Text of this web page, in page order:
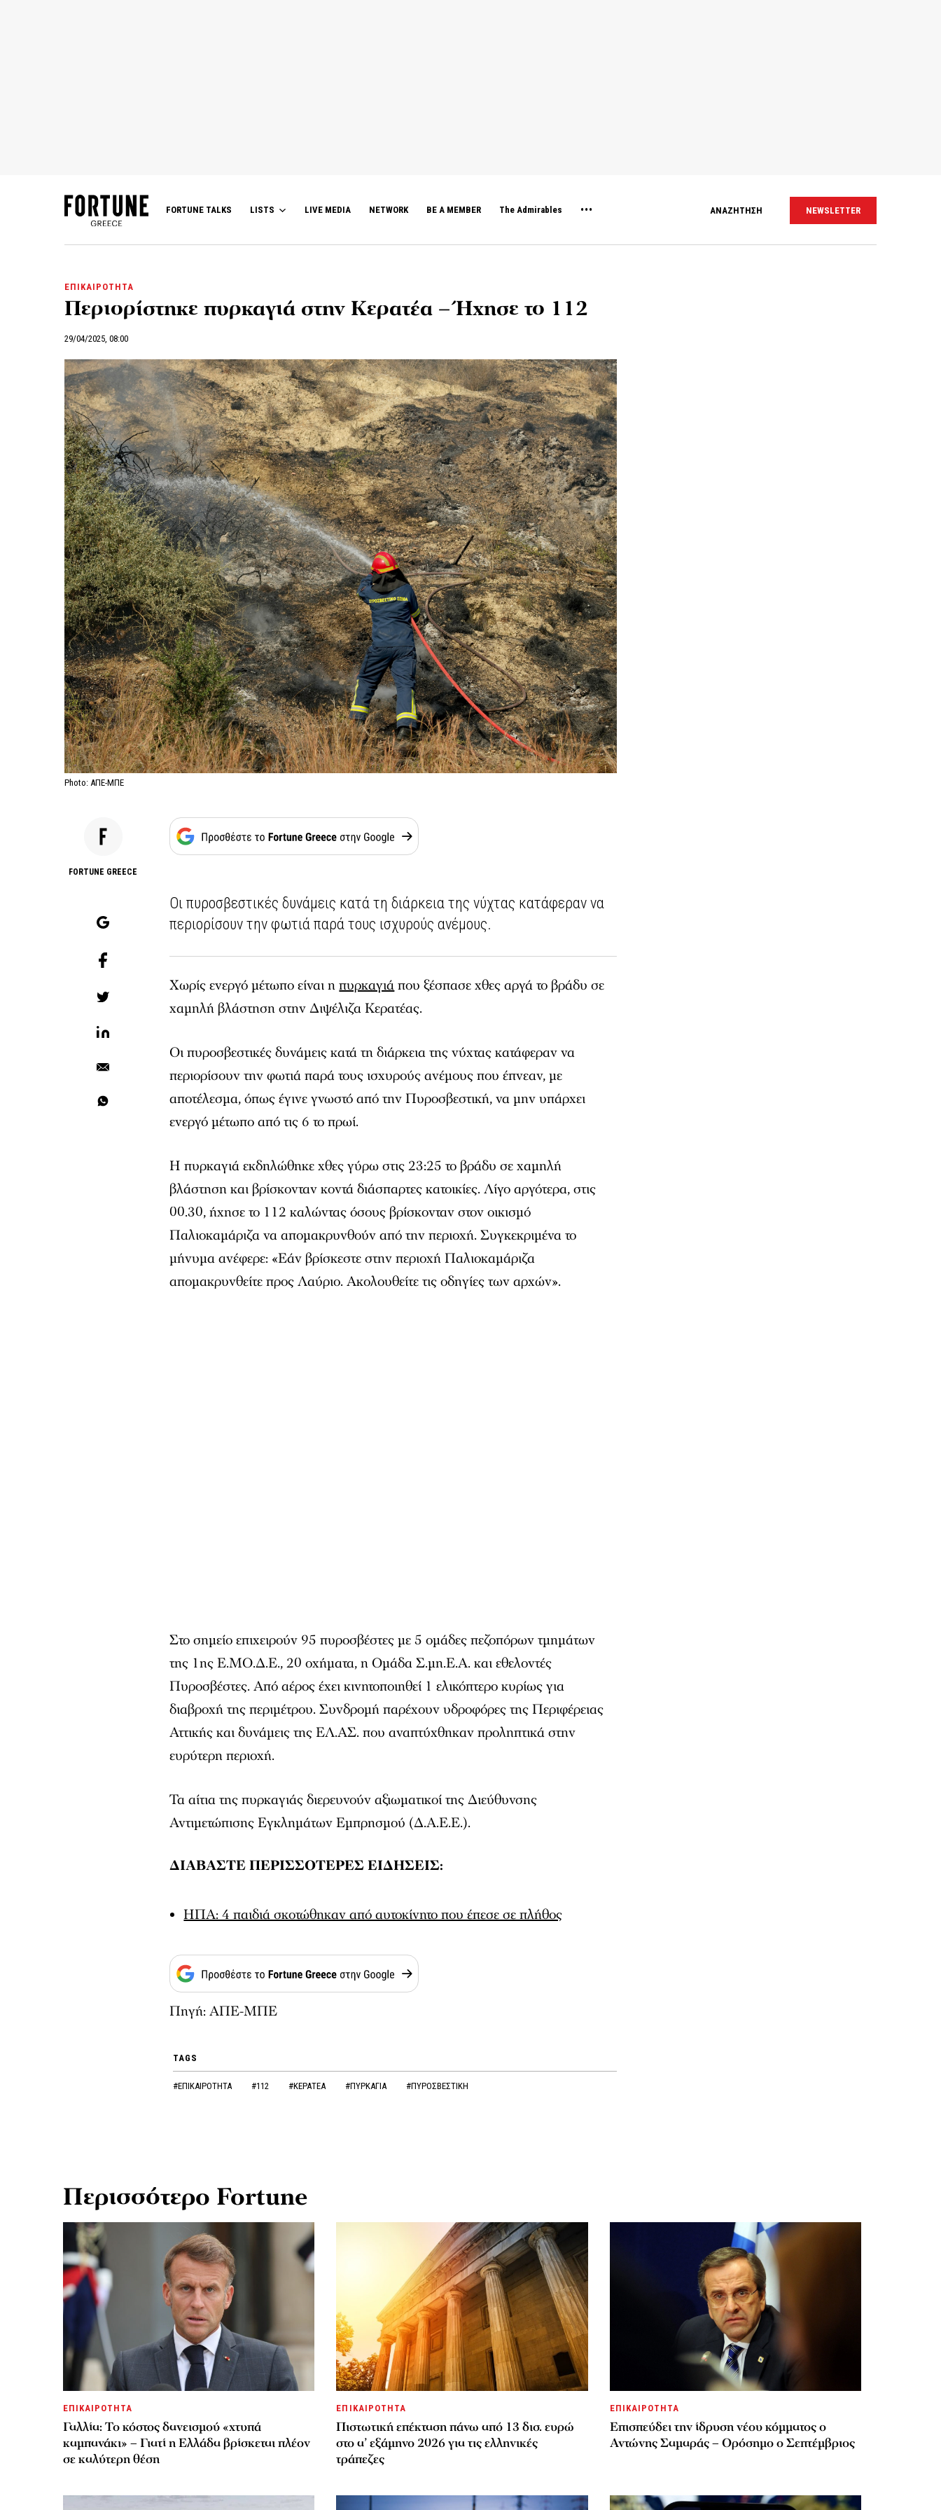
FORTUNE TALKS LISTS LIVE MEDIA NETWORK BE A MEMBER The Admirables ΑΝΑΖΗΤΗΣΗ NEWSLETTER
ΕΠΙΚΑΙΡΟΤΗΤΑ
Περιορίστηκε πυρκαγιά στην Κερατέα – Ήχησε το 112
29/04/2025, 08:00
Photo: ΑΠΕ-ΜΠΕ
FORTUNE GREECE
Οι πυροσβεστικές δυνάμεις κατά τη διάρκεια της νύχτας κατάφεραν να
περιορίσουν την φωτιά παρά τους ισχυρούς ανέμους.
Χωρίς ενεργό μέτωπο είναι ηπυρκαγιάπου ξέσπασε χθες αργά το βράδυ σε
χαμηλή βλάστηση στην Διψέλιζα Κερατέας.
Οι πυροσβεστικές δυνάμεις κατά τη διάρκεια της νύχτας κατάφεραν να
περιορίσουν την φωτιά παρά τους ισχυρούς ανέμους που έπνεαν, με
αποτέλεσμα, όπως έγινε γνωστό από την Πυροσβεστική, να μην υπάρχει
ενεργό μέτωπο από τις 6 το πρωί.
Η πυρκαγιά εκδηλώθηκε χθες γύρω στις 23:25 το βράδυ σε χαμηλή
βλάστηση και βρίσκονταν κοντά διάσπαρτες κατοικίες. Λίγο αργότερα, στις
00.30, ήχησε το 112 καλώντας όσους βρίσκονταν στον οικισμό
Παλιοκαμάριζα να απομακρυνθούν από την περιοχή. Συγκεκριμένα το
μήνυμα ανέφερε: «Εάν βρίσκεστε στην περιοχή Παλιοκαμάριζα
απομακρυνθείτε προς Λαύριο. Ακολουθείτε τις οδηγίες των αρχών».
Στο σημείο επιχειρούν 95 πυροσβέστες με 5 ομάδες πεζοπόρων τμημάτων
της 1ης Ε.ΜΟ.Δ.Ε., 20 οχήματα, η Ομάδα Σ.μη.Ε.Α. και εθελοντές
Πυροσβέστες. Από αέρος έχει κινητοποιηθεί 1 ελικόπτερο κυρίως για
διαβροχή της περιμέτρου. Συνδρομή παρέχουν υδροφόρες της Περιφέρειας
Αττικής και δυνάμεις της ΕΛ.ΑΣ. που αναπτύχθηκαν προληπτικά στην
ευρύτερη περιοχή.
Τα αίτια της πυρκαγιάς διερευνούν αξιωματικοί της Διεύθυνσης
Αντιμετώπισης Εγκλημάτων Εμπρησμού (Δ.Α.Ε.Ε.).
ΔΙΑΒΑΣΤΕ ΠΕΡΙΣΣΟΤΕΡΕΣ ΕΙΔΗΣΕΙΣ:
ΗΠΑ: 4 παιδιά σκοτώθηκαν από αυτοκίνητο που έπεσε σε πλήθος
Πηγή: ΑΠΕ-ΜΠΕ
TAGS
#ΕΠΙΚΑΙΡΟΤΗΤΑ #112 #ΚΕΡΑΤΕΑ #ΠΥΡΚΑΓΙΑ #ΠΥΡΟΣΒΕΣΤΙΚΗ
Περισσότερο Fortune
ΕΠΙΚΑΙΡΟΤΗΤΑ
Γαλλία: Το κόστος δανεισμού «χτυπά
καμπανάκι» – Γιατί η Ελλάδα βρίσκεται πλέον
σε καλύτερη θέση
ΕΠΙΚΑΙΡΟΤΗΤΑ
Πιστωτική επέκταση πάνω από 13 δισ. ευρώ
στο α’ εξάμηνο 2026 για τις ελληνικές
τράπεζες
ΕΠΙΚΑΙΡΟΤΗΤΑ
Επισπεύδει την ίδρυση νέου κόμματος o
Αντώνης Σαμαράς – Ορόσημο ο Σεπτέμβριος